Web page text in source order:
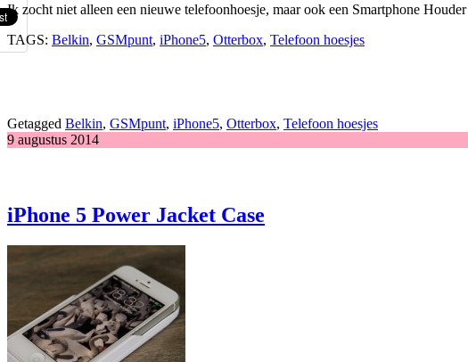
Ik zocht niet alleen een nieuwe telefoonhoesje, maar ook een Smartphone
TAGS: Belkin, GSMpunt, iPhone5, Otterbox, Telefoon hoesjes
Getagged Belkin, GSMpunt, iPhone5, Otterbox, Telefoon hoesjes
9 augustus 2014
iPhone 5 Power Jacket Case